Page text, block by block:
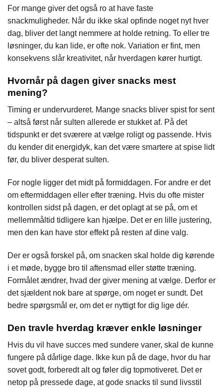
For mange giver det også ro at have faste
snackmuligheder. Når du ikke skal opfinde noget nyt hver
dag, bliver det langt nemmere at holde retning. To eller tre
løsninger, du kan lide, er ofte nok. Variation er fint, men
konsekvens slår kreativitet, når hverdagen kører hurtigt.
Hvornår på dagen giver snacks mest
mening?
Timing er undervurderet. Mange snacks bliver spist for sent
– altså først når sulten allerede er stukket af. På det
tidspunkt er det sværere at vælge roligt og passende. Hvis
du kender dit energidyk, kan det være smartere at spise lidt
før, du bliver desperat sulten.
For nogle ligger det midt på formiddagen. For andre er det
om eftermiddagen eller efter træning. Hvis du ofte mister
kontrollen sidst på dagen, er det oplagt at se på, om et
mellemmåltid tidligere kan hjælpe. Det er en lille justering,
men den kan have stor effekt på resten af dine valg.
Der er også forskel på, om snacken skal holde dig kørende
i et møde, bygge bro til aftensmad eller støtte træning.
Formålet ændrer, hvad der giver mening at vælge. Derfor er
det sjældent nok bare at spørge, om noget er sundt. Det
bedre spørgsmål er, om det er nyttigt for dig lige dér.
Den travle hverdag kræver enkle løsninger
Hvis du vil have succes med sundere vaner, skal de kunne
fungere på dårlige dage. Ikke kun på de dage, hvor du har
sovet godt, forberedt alt og føler dig topmotiveret. Det er
netop på pressede dage, at gode snacks til sund livsstil